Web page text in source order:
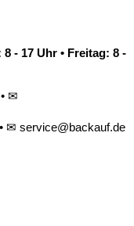
- 17 Uhr • Freitag: 8 -
• ✉
• ✉ service@backauf.de